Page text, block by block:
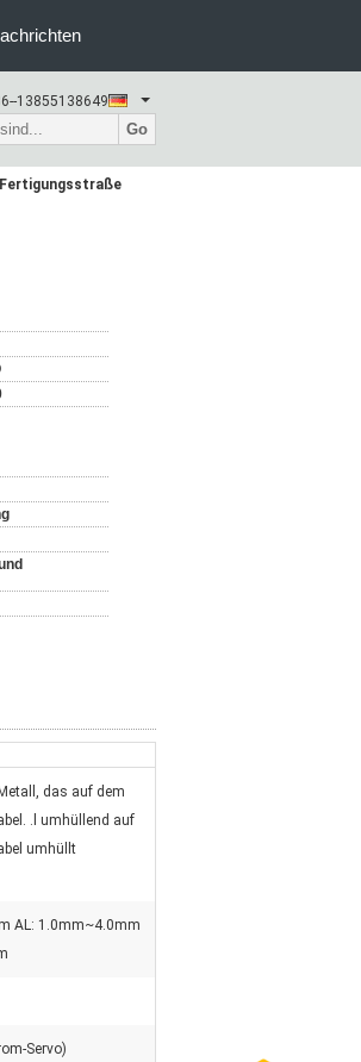
13855138649
Go
das auf dem
.l umhüllend auf
umhüllt
AL: 1.0mm~4.0mm
Servo)